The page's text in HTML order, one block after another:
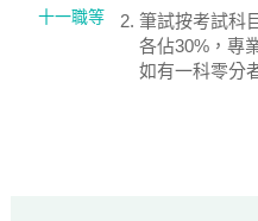
十一職等
筆試按考試科
各佔30%，專
如有一科零分